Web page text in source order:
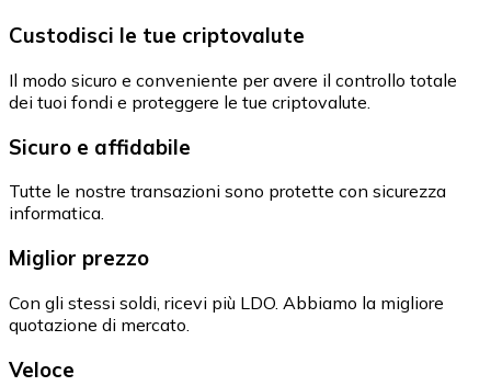
Custodisci le tue criptovalute
Il modo sicuro e conveniente per avere il controllo totale
dei tuoi fondi e proteggere le tue criptovalute.
Sicuro e affidabile
Tutte le nostre transazioni sono protette con sicurezza
informatica.
Miglior prezzo
Con gli stessi soldi, ricevi più LDO. Abbiamo la migliore
quotazione di mercato.
Veloce